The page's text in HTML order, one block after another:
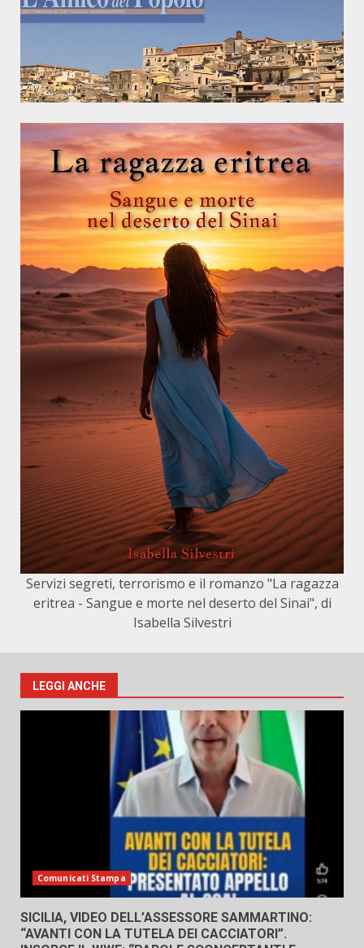
Servizi segreti, terrorismo e il romanzo "La ragazza
eritrea - Sangue e morte nel deserto del Sinai", di
Isabella Silvestri
LEGGI ANCHE
Comunicati Stampa
SICILIA, VIDEO DELL’ASSESSORE SAMMARTINO:
“AVANTI CON LA TUTELA DEI CACCIATORI”.